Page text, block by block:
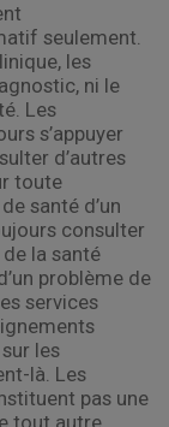
seulement.
les
ni le
Les
s’appuyer
d’autres
toute
santé d’un
consulter
la santé
problème de
services
les
là. Les
pas une